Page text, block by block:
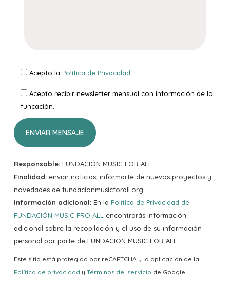
Acepto la Política de Privacidad
Acepto recibir newsletter mensual con información de la
funcación.
Responsable: FUNDACIÓN MUSIC FOR ALL
Finalidad: enviar noticias, informarte de nuevos proyectos y
novedades de fundacionmusicforall.org
Información adicional: En la Política de Privacidad de
FUNDACIÓN MUSIC FRO ALL
encontrarás información
adicional sobre la recopilación y el uso de su información
personal por parte de FUNDACIÓN MUSIC FOR ALL
Este sitio está protegido por reCAPTCHA y la aplicación de la
Política de privacidad yTérminos del servicio de Google.